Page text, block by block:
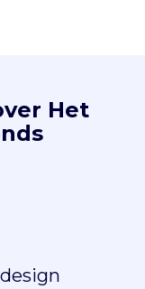
Het